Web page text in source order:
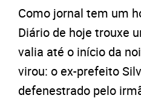
Como jornal tem um
Diário de hoje trouxe
valia até o início da
virou: o ex-prefeito
defenestrado pelo